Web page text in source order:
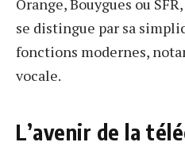
Orange, Bouygues ou
se distingue par sa
fonctions modernes,
vocale.
L’avenir de la